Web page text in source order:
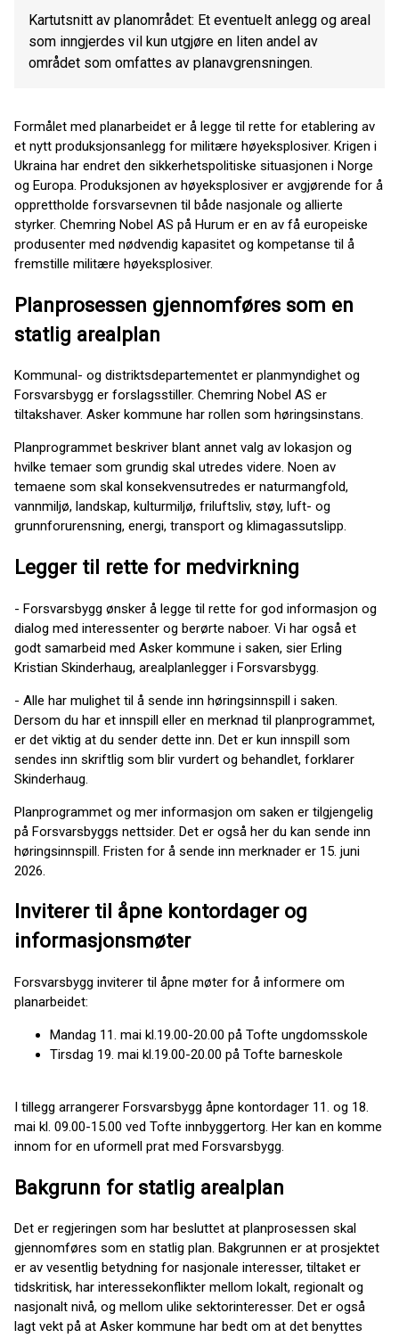
Kartutsnitt av planområdet: Et eventuelt anlegg og areal
som inngjerdes vil kun utgjøre en liten andel av
området som omfattes av planavgrensningen.
Formålet med planarbeidet er å legge til rette for etablering av
et nytt produksjonsanlegg for militære høyeksplosiver. Krigen i
Ukraina har endret den sikkerhetspolitiske situasjonen i Norge
og Europa. Produksjonen av høyeksplosiver er avgjørende for å
opprettholde forsvarsevnen til både nasjonale og allierte
styrker. Chemring Nobel AS på Hurum er en av få europeiske
produsenter med nødvendig kapasitet og kompetanse til å
fremstille militære høyeksplosiver.
Planprosessen gjennomføres som en
statlig arealplan
Kommunal- og distriktsdepartementet er planmyndighet og
Forsvarsbygg er forslagsstiller. Chemring Nobel AS er
tiltakshaver. Asker kommune har rollen som høringsinstans.
Planprogrammet beskriver blant annet valg av lokasjon og
hvilke temaer som grundig skal utredes videre. Noen av
temaene som skal konsekvensutredes er naturmangfold,
vannmiljø, landskap, kulturmiljø, friluftsliv, støy, luft- og
grunnforurensning, energi, transport og klimagassutslipp.
Legger til rette for medvirkning
- Forsvarsbygg ønsker å legge til rette for god informasjon og
dialog med interessenter og berørte naboer. Vi har også et
godt samarbeid med Asker kommune i saken, sier Erling
Kristian Skinderhaug, arealplanlegger i Forsvarsbygg.
- Alle har mulighet til å sende inn høringsinnspill i saken.
Dersom du har et innspill eller en merknad til planprogrammet,
er det viktig at du sender dette inn. Det er kun innspill som
sendes inn skriftlig som blir vurdert og behandlet, forklarer
Skinderhaug.
Planprogrammet og mer informasjon om saken er tilgjengelig
på Forsvarsbyggs nettsider. Det er også her du kan sende inn
høringsinnspill. Fristen for å sende inn merknader er 15. juni
2026.
Inviterer til åpne kontordager og
informasjonsmøter
Forsvarsbygg inviterer til åpne møter for å informere om
planarbeidet:
Mandag 11. mai kl.19.00-20.00 på Tofte ungdomsskole
Tirsdag 19. mai kl.19.00-20.00 på Tofte barneskole
I tillegg arrangerer Forsvarsbygg åpne kontordager 11. og 18.
mai kl. 09.00-15.00 ved Tofte innbyggertorg. Her kan en komme
innom for en uformell prat med Forsvarsbygg.
Bakgrunn for statlig arealplan
Det er regjeringen som har besluttet at planprosessen skal
gjennomføres som en statlig plan. Bakgrunnen er at prosjektet
er av vesentlig betydning for nasjonale interesser, tiltaket er
tidskritisk, har interessekonflikter mellom lokalt, regionalt og
nasjonalt nivå, og mellom ulike sektorinteresser. Det er også
lagt vekt på at Asker kommune har bedt om at det benyttes